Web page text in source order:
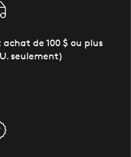
de 100 $ ou plus
seulement)